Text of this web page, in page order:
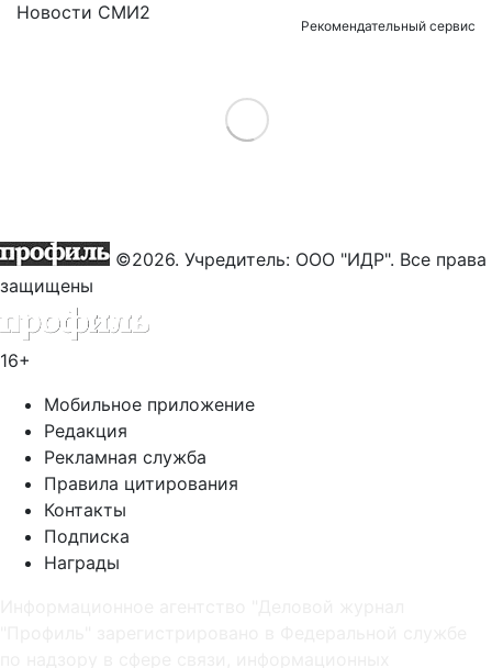
Новости СМИ2
Рекомендательный сервис
Load More
©2026. Учредитель: ООО "ИДР". Все права
защищены
16+
Мобильное приложение
Редакция
Рекламная служба
Правила цитирования
Контакты
Подписка
Награды